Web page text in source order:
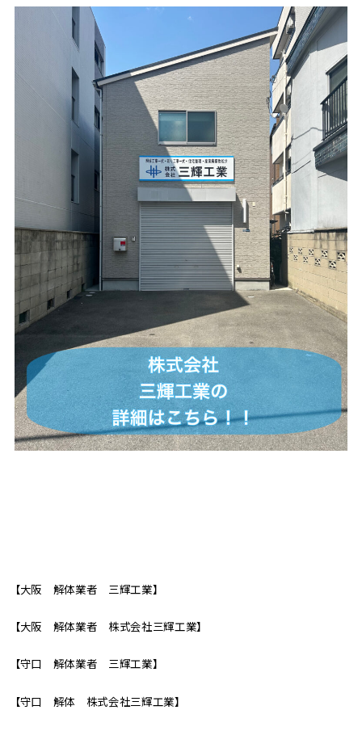
【大阪 解体業者 三輝工業】
【大阪 解体業者 株式会社三輝工業】
【守口 解体業者 三輝工業】
【守口 解体 株式会社三輝工業】